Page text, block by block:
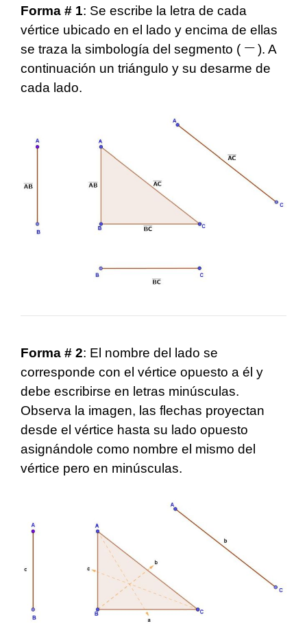
Forma # 1: Se escribe la letra de cada
vértice ubicado en el lado y encima de ellas
se traza la simbología del segmento (
). A
continuación un triángulo y su desarme de
cada lado.
Forma # 2: El nombre del lado se
corresponde con el vértice opuesto a él y
debe escribirse en letras minúsculas.
Observa la imagen, las flechas proyectan
desde el vértice hasta su lado opuesto
asignándole como nombre el mismo del
vértice pero en minúsculas.